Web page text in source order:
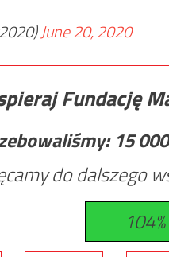
June 20, 2020
Fundację
15
do dalszego
104%